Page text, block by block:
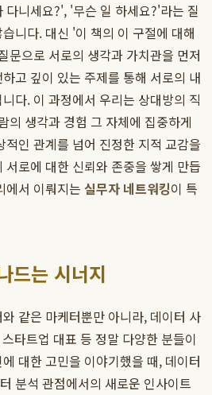
니세요?', '무슨 일 하세요?'라는 질
니다. 대신 '이 책의 이 구절에 대해
문으로 서로의 생각과 가치관을 먼저
고 깊이 있는 주제를 통해 서로의 내
다. 이 과정에서 우리는 상대방의 직
의 생각과 경험 그 자체에 집중하게
인 관계를 넘어 진정한 지적 교감을
로에 대한 신뢰와 존중을 쌓게 만듭
에서 이뤄지는 실무자 네트워킹이 특
드는 시너지
같은 마케터뿐만 아니라, 데이터 사
타트업 대표 등 정말 다양한 분들이
대한 고민을 이야기했을 때, 데이터
분석 관점에서의 새로운 인사이트